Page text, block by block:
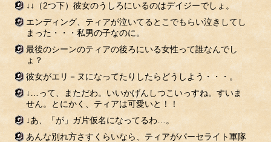
↓↓（2つ下）彼女のうしろにいるのはデイジーでしょ。
エンディング、ティアが泣いてるとこでもらい泣きしてし
まった・・・私男の子なのに。
最後のシーンのティアの後ろにいる女性って誰なんでし
ょ？
彼女がエリ－ヌになってたりしたらどうしよう・・・。
↓…って、まただわ。いいかげんしつこいっすね。すいま
せん。とにかく、ティアは可愛いと！！
↓あ、「が」ガ片仮名になってるわ…。
あんな別れ方さすくらいなら、ティアがパーセライト軍隊